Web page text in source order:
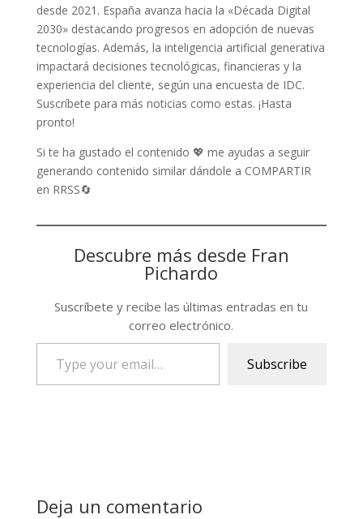
desde 2021. España avanza hacia la «Década Digital
2030» destacando progresos en adopción de nuevas
tecnologías. Además, la inteligencia artificial generativa
impactará decisiones tecnológicas, financieras y la
experiencia del cliente, según una encuesta de IDC.
Suscríbete para más noticias como estas. ¡Hasta
pronto!
Si te ha gustado el contenido 💖 me ayudas a seguir
generando contenido similar dándole a COMPARTIR
en RRSS🔄
Descubre más desde Fran
Pichardo
Suscríbete y recibe las últimas entradas en tu
correo electrónico.
email…
Subscribe
Deja un comentario